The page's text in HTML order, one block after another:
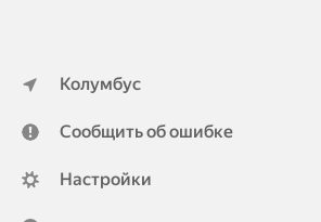
Колумбус
Сообщить об ошибке
Настройки